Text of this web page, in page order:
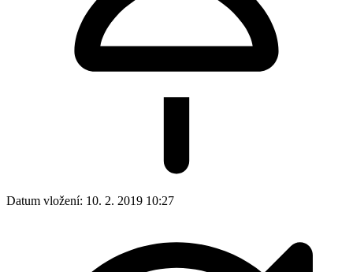
Datum vložení: 10. 2. 2019 10:27